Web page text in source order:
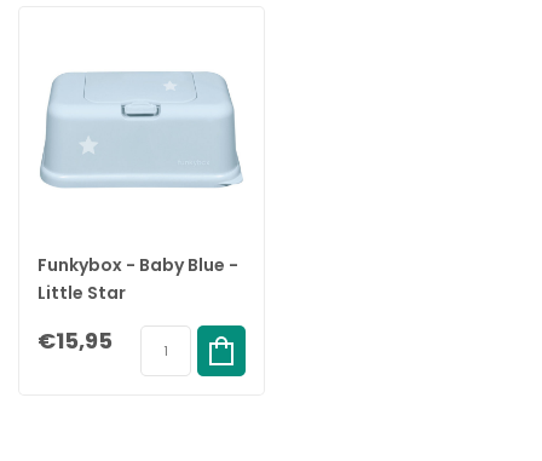
eraf en vult zo de doekjes bij. Funkybox billendoekjes boxen zijn
geschikt voor allerlei soorten vochtige billendoekjes. Het maakt
dus niet uit welke billendoekjes je hier precies voor gebruikt.
Verschillende afmetingen
plat. In deze boxen passen natuurlijk minder billendoekjes,
maar deze boxen zijn wel ideaal om mee te nemen als je op
tas. Wacht niet langer en bestel vandaag nog een handige
Funkybox billendoekjes box online via onze webshop.
Funkybox - Baby Blue -
Little Star
€15,95